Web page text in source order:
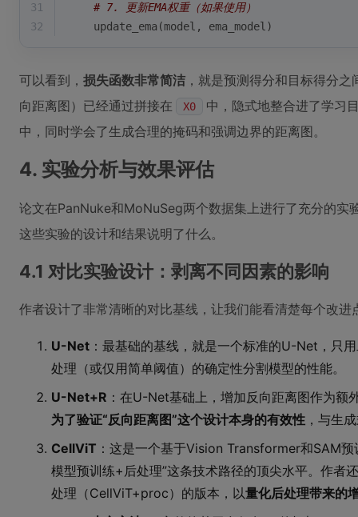
31
# 7. 更新EMA权重（如果使用）
32
    update_ema(model, ema_model)
可以看到， 损失函数非常简洁 ，就是预测得分和目标得分
向距离图）已经通过拼接在
X0
中，隐式地整合进了学习
中，同时学会了生成合理的掩码和强调边界的距离图。
4. 实验分析与效果评估
论文在PanNuke和MoNuSeg两个数据集上进行了充分的实
这些实验的设计和结果说明了什么。
4.1 对比实验设计：剥离不同因素的影响
作者设计了非常清晰的对比基线，让我们能看清楚每个改进
U-Net ：最基础的基线，就是一个标准的U-Net，只
处理（或仅用简单阈值）的确定性分割模型的性能。
U-Net+R ：在U-Net基础上，增加反向距离图作为额
为了验证“反向距离图”这个设计本身的有效性 ，与生
CellViT ：这是一个基于Vision Transformer和SAM
模型预训练+后处理”这条技术路径的顶尖水平。作者
处理（CellViT+proc）的版本，以量化后处理带来的